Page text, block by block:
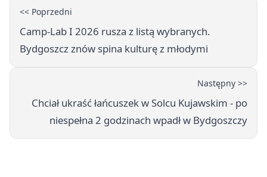
<< Poprzedni
Camp-Lab I 2026 rusza z listą wybranych.
Bydgoszcz znów spina kulturę z młodymi
Następny >>
Chciał ukraść łańcuszek w Solcu Kujawskim - po
niespełna 2 godzinach wpadł w Bydgoszczy